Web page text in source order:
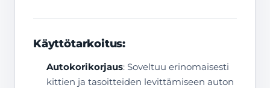
Käyttötarkoitus:
Autokorikorjaus: Soveltuu erinomaisesti
kittien ja tasoitteiden levittämiseen auton